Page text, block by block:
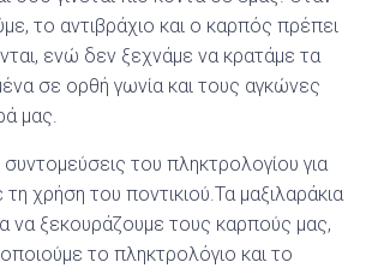
το αντιβράχιο και ο καρπός πρέπει
ενώ δεν ξεχνάμε να κρατάμε τα
σε ορθή γωνία και τους αγκώνες
μας.
του πληκτρολογίου για
χρήση του ποντικιού.Τα μαξιλαράκια
να ξεκουράζουμε τους καρπούς μας,
το πληκτρολόγιο και το